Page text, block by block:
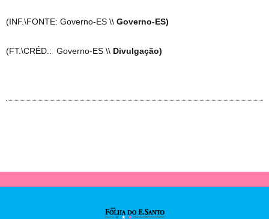
(INF.\FONTE: Governo-ES \\ Governo-ES)
(FT.\CRÉD.: Governo-ES \\ Divulgação)